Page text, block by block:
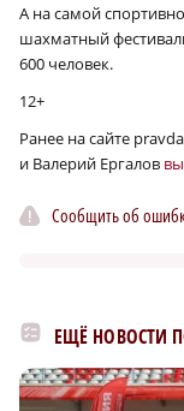
А на самой
шахматный
600 человек.
12+
Ранее на сайте
и Валерий Ергалов
Сообщить об
ЕЩЁ НОВОСТИ